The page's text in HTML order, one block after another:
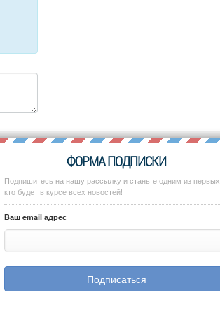
ФОРМА ПОДПИСКИ
Подпишитесь на нашу рассылку и станьте одним из первых,
кто будет в курсе всех новостей!
Ваш email адрес
Подписаться